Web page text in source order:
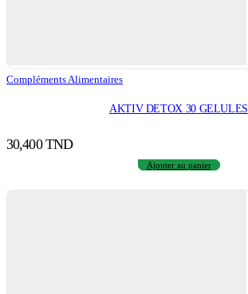
Compléments Alimentaires
AKTIV DETOX 30 GELULES
30,400TND
Ajouter au panier